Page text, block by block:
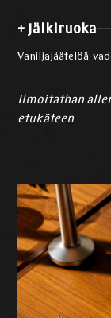
+ Jälkiruoka
Vaniljajäätelöä,
Ilmoitathan
etukäteen